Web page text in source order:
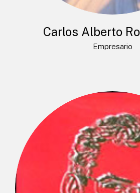
Carlos Alberto
Empresario